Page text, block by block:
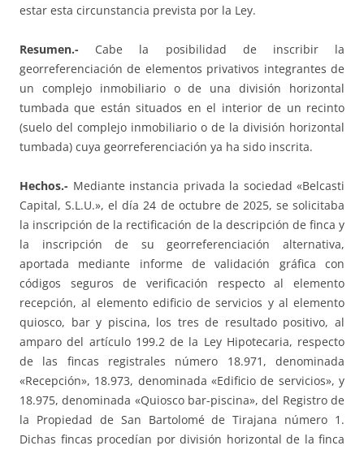
estar esta circunstancia prevista por la Ley.
Resumen.- Cabe la posibilidad de inscribir la
georreferenciación de elementos privativos integrantes de
un complejo inmobiliario o de una división horizontal
tumbada que están situados en el interior de un recinto
(suelo del complejo inmobiliario o de la división horizontal
tumbada) cuya georreferenciación ya ha sido inscrita.
Hechos.- Mediante instancia privada la sociedad «Belcasti
Capital, S.L.U.», el día 24 de octubre de 2025, se solicitaba
la inscripción de la rectificación de la descripción de finca y
la inscripción de su georreferenciación alternativa,
aportada mediante informe de validación gráfica con
códigos seguros de verificación respecto al elemento
recepción, al elemento edificio de servicios y al elemento
quiosco, bar y piscina, los tres de resultado positivo, al
amparo del artículo 199.2 de la Ley Hipotecaria, respecto
de las fincas registrales número 18.971, denominada
«Recepción», 18.973, denominada «Edificio de servicios», y
18.975, denominada «Quiosco bar-piscina», del Registro de
la Propiedad de San Bartolomé de Tirajana número 1.
Dichas fincas procedían por división horizontal de la finca